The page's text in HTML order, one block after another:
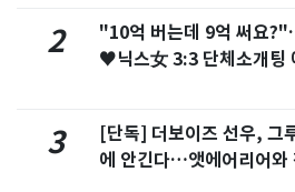
2
"10억 버는데 9억 써요
♥닉스女 3:3 단체소개팅
3
[단독] 더보이즈 선우, 그
에 안긴다…앳에어리어와